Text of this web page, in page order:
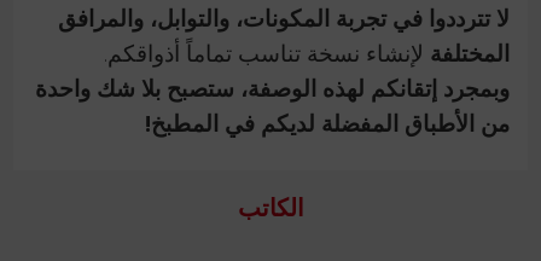
لا تترددوا في تجربة المكونات، والتوابل، والمرافق
المختلفة لإنشاء نسخة تناسب تماماً أذواقكم.
وبمجرد إتقانكم لهذه الوصفة، ستصبح بلا شك واحدة
من الأطباق المفضلة لديكم في المطبخ!
الكاتب